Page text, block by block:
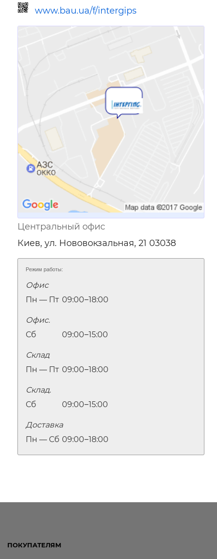
www.bau.ua/f/intergips
Ссылка для мобильных устройств
Центральный офис
Киев, ул. Нововокзальная, 21 03038
Режим работы:
Офис
Пн — Пт 09:00‒18:00
Офис.
Сб
09:00‒15:00
Склад
Пн — Пт 09:00‒18:00
Склад.
Сб
09:00‒15:00
Доставка
Пн — Сб 09:00‒18:00
ПОКУПАТЕЛЯМ